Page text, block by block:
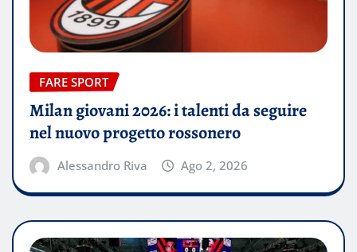
FARE SPORT
Milan giovani 2026: i talenti da seguire
nel nuovo progetto rossonero
Alessandro Riva Ago 2, 2026